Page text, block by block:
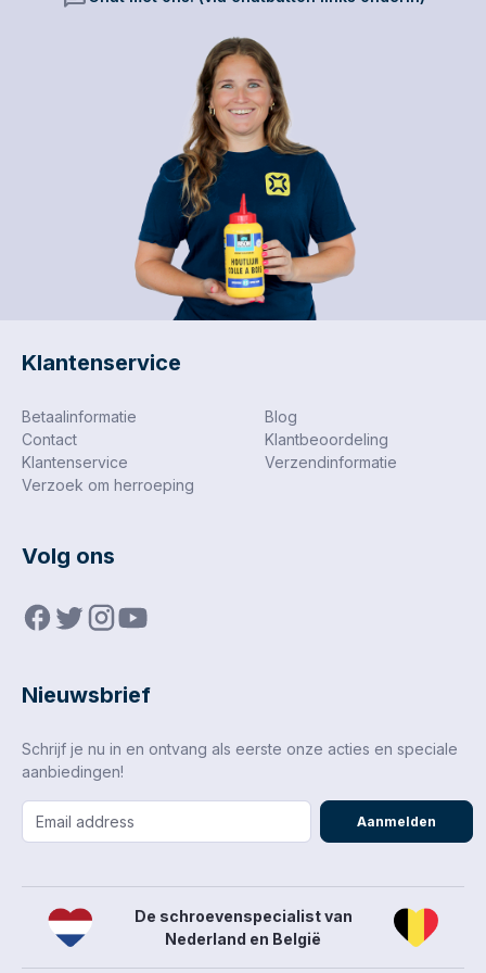
Klantenservice
Betaalinformatie
Blog
Contact
Klantbeoordeling
Klantenservice
Verzendinformatie
Verzoek om herroeping
Volg ons
Nieuwsbrief
Schrijf je nu in en ontvang als eerste onze acties en speciale
aanbiedingen!
Aanmelden
De schroevenspecialist van
Nederland en België